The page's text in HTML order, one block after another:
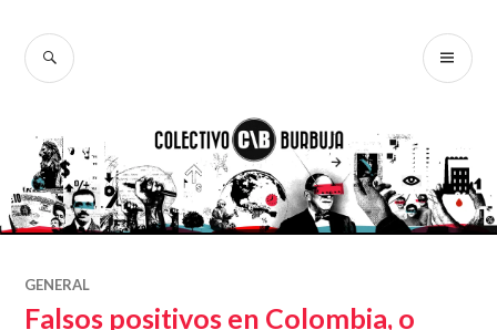
contenido
BUSCAR
GENERAL
Falsos positivos en Colombia, o